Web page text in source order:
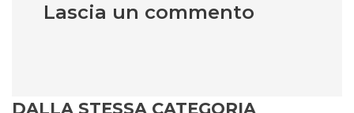
Lascia un commento
DALLA STESSA CATEGORIA